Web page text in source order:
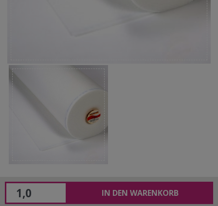
IN DEN WARENKORB